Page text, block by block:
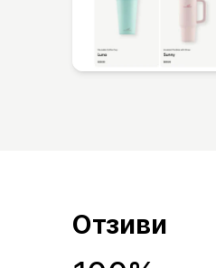
Отзиви